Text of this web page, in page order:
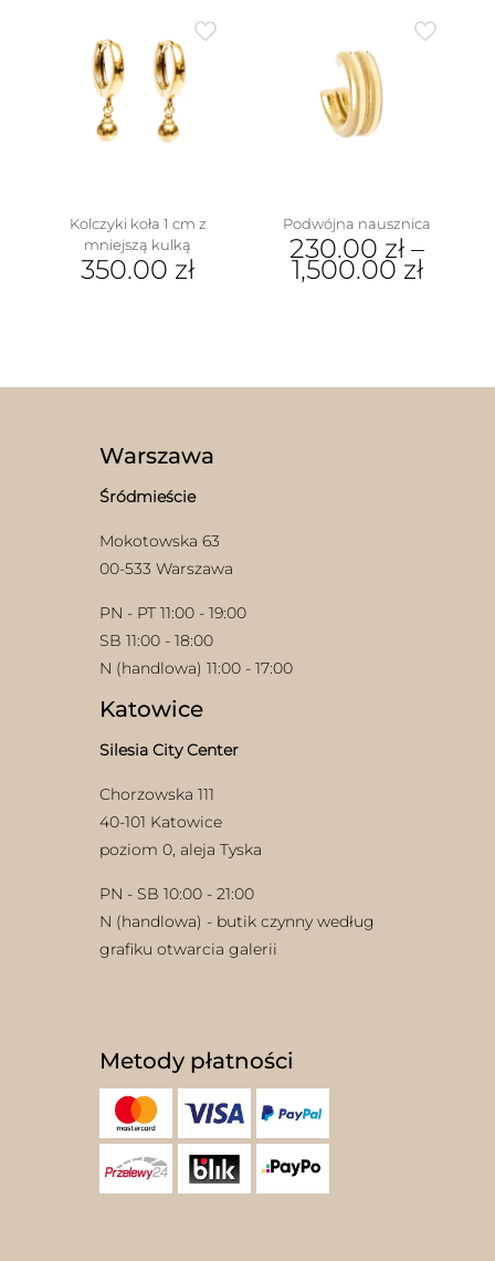
Kolczyki koła 1 cm z
mniejszą kulką
350.00 zł
Podwójna nausznica
230.00 zł –
1,500.00 zł
Warszawa
Śródmieście
Mokotowska 63
00-533 Warszawa
PN - PT 11:00 - 19:00
SB 11:00 - 18:00
N (handlowa) 11:00 - 17:00
Katowice
Silesia City Center
Chorzowska 111
40-101 Katowice
poziom 0, aleja Tyska
PN - SB 10:00 - 21:00
N (handlowa) - butik czynny według
grafiku otwarcia galerii
Metody płatności